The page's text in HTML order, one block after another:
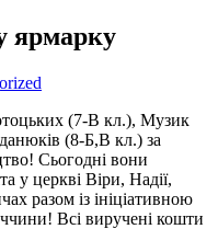
ярмарку
(7-В кл.), Музик
(8-Б,В кл.) за
Сьогодні вони
у церкві Віри, Надії,
разом із ініціативною
Всі виручені кошти